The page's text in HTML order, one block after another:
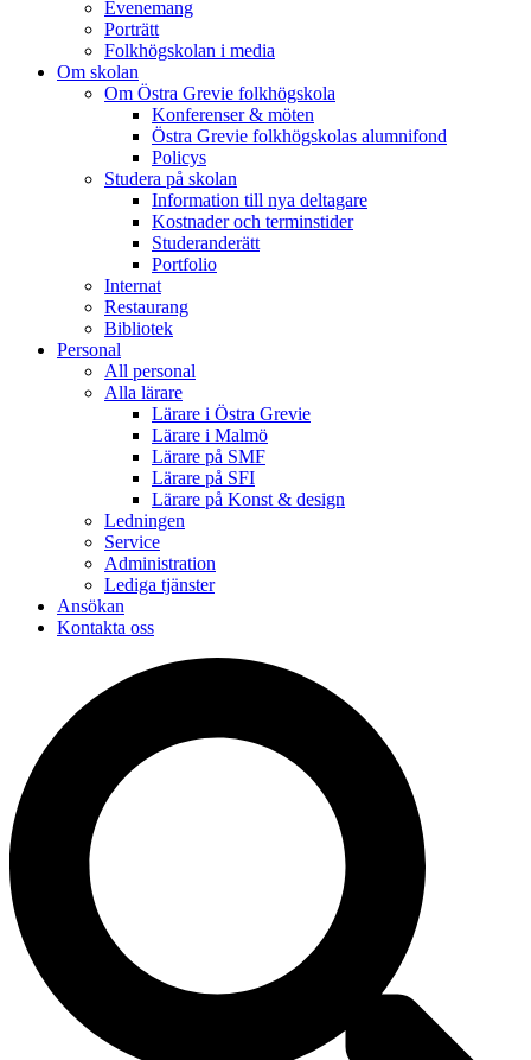
Evenemang
Porträtt
Folkhögskolan i media
Om skolan
Om Östra Grevie folkhögskola
Konferenser & möten
Östra Grevie folkhögskolas alumnifond
Policys
Studera på skolan
Information till nya deltagare
Kostnader och terminstider
Studeranderätt
Portfolio
Internat
Restaurang
Bibliotek
Personal
All personal
Alla lärare
Lärare i Östra Grevie
Lärare i Malmö
Lärare på SMF
Lärare på SFI
Lärare på Konst & design
Ledningen
Service
Administration
Lediga tjänster
Ansökan
Kontakta oss